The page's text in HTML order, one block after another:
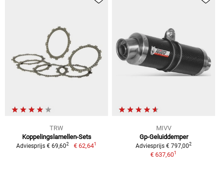
TRW
Koppelingslamellen-Sets
Adviesprijs € 69,602 € 62,641
MIVV
Gp-Geluiddemper
Adviesprijs € 797,002
€ 637,601